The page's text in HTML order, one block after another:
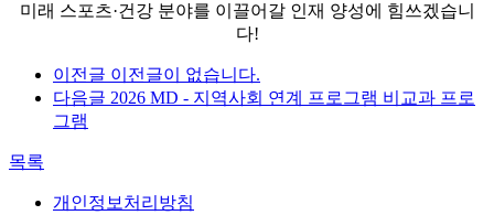
미래 스포츠·건강 분야를 이끌어갈 인재 양성에 힘쓰겠습니
다!
이전글 이전글이 없습니다.
다음글 2026 MD - 지역사회 연계 프로그램 비교과 프로
그램
목록
개인정보처리방침